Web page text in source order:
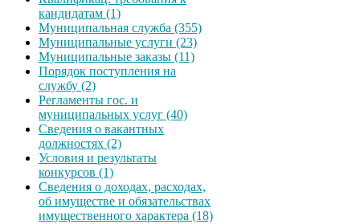
кандидатам (1)
Муниципальная служба (355)
Муниципальные услуги (23)
Муниципальные заказы (11)
Порядок поступления на
службу (2)
Регламенты гос. и
муниципальных услуг (40)
Сведения о вакантных
должностях (2)
Условия и результаты
конкурсов (1)
Сведения о доходах, расходах,
об имуществе и обязательствах
имущественного характера (18)